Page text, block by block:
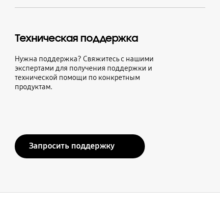
Техническая поддержка
Нужна поддержка? Свяжитесь с нашими
экспертами для получения поддержки и
технической помощи по конкретным
продуктам.
Запросить поддержку